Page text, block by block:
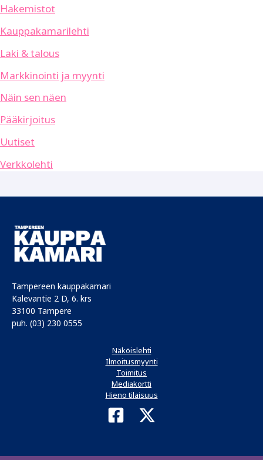
Hakemistot
Kauppakamarilehti
Laki & talous
Markkinointi ja myynti
Näin sen näen
Pääkirjoitus
Uutiset
Verkkolehti
Tampereen kauppakamari
Kalevantie 2 D, 6. krs
33100 Tampere
puh. (03) 230 0555
Näköislehti
Ilmoitusmyynti
Toimitus
Mediakortti
Hieno tilaisuus